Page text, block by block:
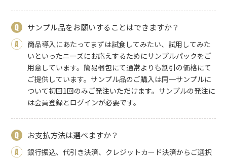
サンプル品をお願いすることはできますか？
商品導入にあたってまずは試食してみたい、試用してみた
いといったニーズにお応えするためにサンプルパックをご
用意しています。簡易梱包にて通常よりも割引の価格にて
ご提供しています。サンプル品のご購入は同一サンプルに
ついて初回1回のみご発注いただけます。サンプルの発注に
は会員登録とログインが必要です。
お支払方法は選べますか？
銀行振込、代引き決済、クレジットカード決済からご選択